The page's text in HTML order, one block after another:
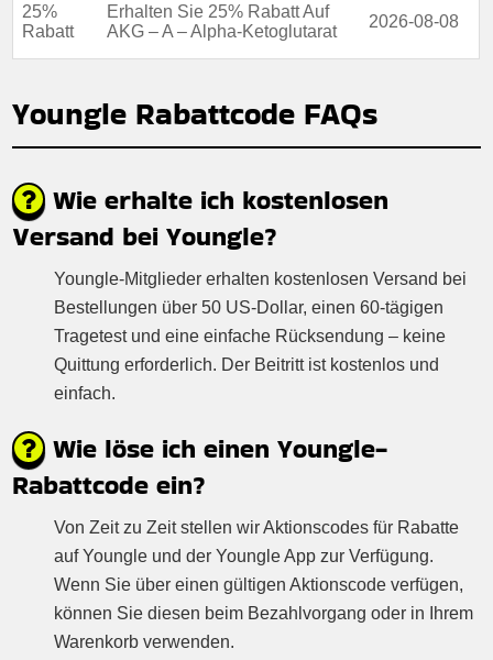
25%
Rabatt
Erhalten Sie 25% Rabatt Auf
AKG – A – Alpha-Ketoglutarat
2026-08-08
Youngle Rabattcode FAQs
Wie erhalte ich kostenlosen
Versand bei Youngle?
Youngle-Mitglieder erhalten kostenlosen Versand bei
Bestellungen über 50 US-Dollar, einen 60-tägigen
Tragetest und eine einfache Rücksendung – keine
Quittung erforderlich. Der Beitritt ist kostenlos und
einfach.
Wie löse ich einen Youngle-
Rabattcode ein?
Von Zeit zu Zeit stellen wir Aktionscodes für Rabatte
auf Youngle und der Youngle App zur Verfügung.
Wenn Sie über einen gültigen Aktionscode verfügen,
können Sie diesen beim Bezahlvorgang oder in Ihrem
Warenkorb verwenden.